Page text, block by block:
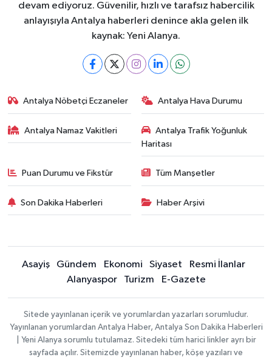
devam ediyoruz. Güvenilir, hızlı ve tarafsız habercilik
anlayışıyla Antalya haberleri denince akla gelen ilk
kaynak: Yeni Alanya.
Antalya Nöbetçi Eczaneler Antalya Hava Durumu
Antalya Namaz Vakitleri
Antalya Trafik Yoğunluk
Haritası
Puan Durumu ve Fikstür Tüm Manşetler
Son Dakika Haberleri Haber Arşivi
Asayiş Gündem Ekonomi Siyaset
Resmi İlanlar
Alanyaspor
Turizm E-Gazete
Sitede yayınlanan içerik ve yorumlardan yazarları sorumludur.
Yayınlanan yorumlardan Antalya Haber, Antalya Son Dakika Haberleri
| Yeni Alanya sorumlu tutulamaz. Sitedeki tüm harici linkler ayrı bir
sayfada açılır. Sitemizde yayınlanan haber, köşe yazıları ve